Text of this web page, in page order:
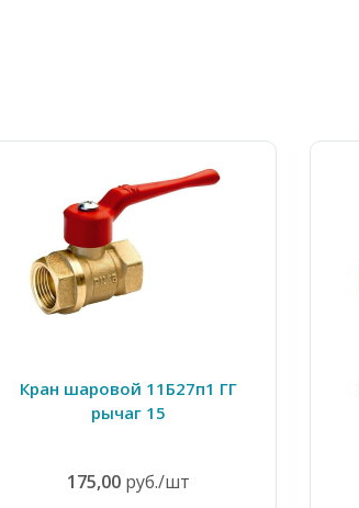
Кран шаровой 11Б27п1 ГГ
рычаг 15
175,00 руб./шт